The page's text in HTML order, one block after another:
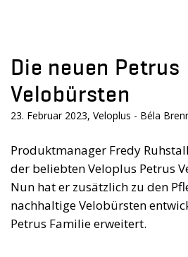
Die neuen Petrus
Velobürsten
23. Februar 2023, Veloplus - Béla
Produktmanager Fredy
der beliebten Veloplus Petrus
Nun hat er zusätzlich zu den
nachhaltige Velobürsten
Petrus Familie erweitert.